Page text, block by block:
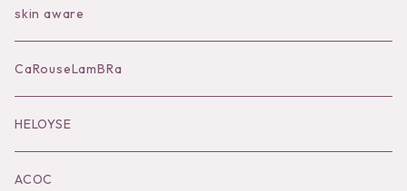
Bag
Accessories
Black series
KOKO別注
skin aware
CaRouseLamBRa
HELOYSE
ACOC